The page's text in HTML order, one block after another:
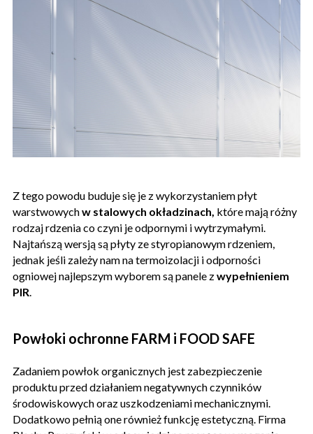
Z tego powodu buduje się je z wykorzystaniem płyt
warstwowychw stalowych okładzinach, które mają różny
rodzaj rdzenia co czyni je odpornymi i wytrzymałymi.
Najtańszą wersją są płyty ze styropianowym rdzeniem,
jednak jeśli zależy nam na termoizolacji i odporności
ogniowej najlepszym wyborem są panele zwypełnieniem
PIR.
Powłoki ochronne FARM i FOOD SAFE
Zadaniem powłok organicznych jest zabezpieczenie
produktu przed działaniem negatywnych czynników
środowiskowych oraz uszkodzeniami mechanicznymi.
Dodatkowo pełnią one również funkcję estetyczną. Firma